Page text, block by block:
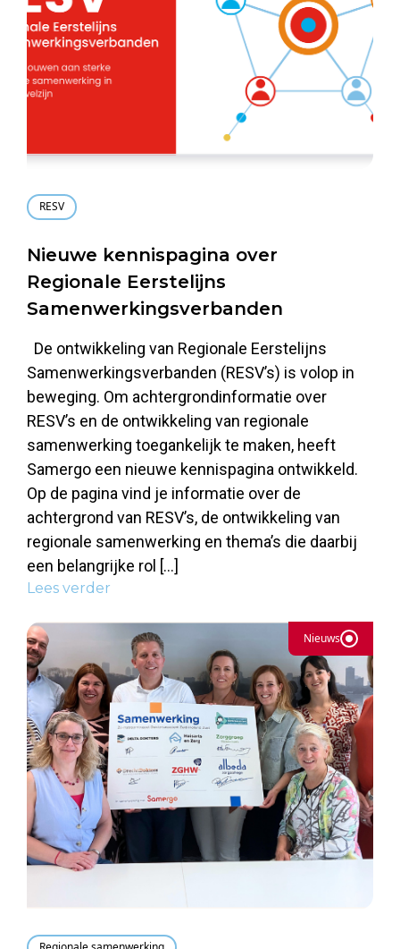
RESV
Nieuwe kennispagina over
Regionale Eerstelijns
Samenwerkingsverbanden
De ontwikkeling van Regionale Eerstelijns
Samenwerkingsverbanden (RESV’s) is volop in
beweging. Om achtergrondinformatie over
RESV’s en de ontwikkeling van regionale
samenwerking toegankelijk te maken, heeft
Samergo een nieuwe kennispagina ontwikkeld.
Op de pagina vind je informatie over de
achtergrond van RESV’s, de ontwikkeling van
regionale samenwerking en thema’s die daarbij
een belangrijke rol […]
Lees verder
Nieuws